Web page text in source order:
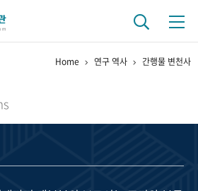
보는 연구 역사
연구자들
Home 연구 역사 간행물 변천사